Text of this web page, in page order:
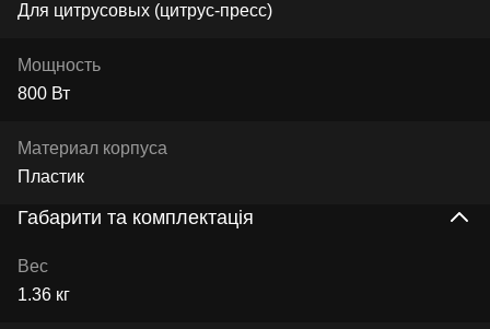
Для цитрусовых (цитрус-пресс)
Мощность
800 Вт
Материал корпуса
Пластик
Габарити та комплектація
Вес
1.36 кг